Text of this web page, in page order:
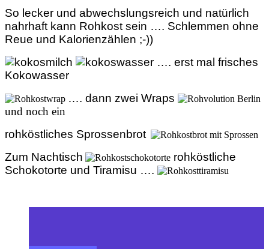
So lecker und abwechslungsreich und natürlich
nahrhaft kann Rohkost sein …. Schlemmen ohne
Reue und Kalorienzählen ;-))
…. erst mal frisches
Kokowasser
…. dann zwei Wraps
und noch ein
rohköstliches Sprossenbrot
Zum Nachtisch
rohköstliche
Schokotorte und Tiramisu ….